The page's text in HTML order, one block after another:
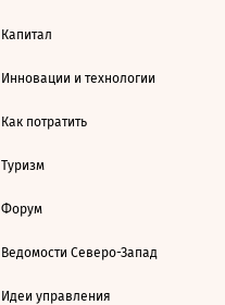
Капитал
Инновации и технологии
Как потратить
Туризм
Форум
Ведомости Северо-Запад
Идеи управления